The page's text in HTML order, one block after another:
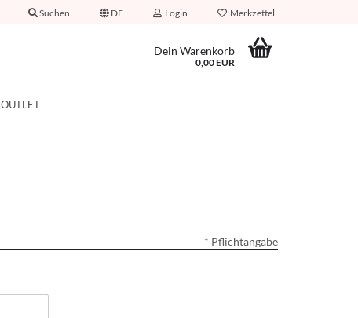
Suchen DE Login Merkzettel
Dein Warenkorb
0,00 EUR
OUTLET
* Pflichtangabe